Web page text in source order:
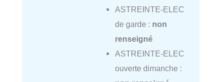
ASTREINTE-ELEC
de garde : non
renseigné
ASTREINTE-ELEC
ouverte dimanche :